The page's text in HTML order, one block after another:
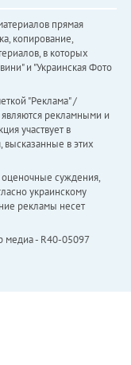
прямая
копирование,
в которых
и "Украинская Фото
"Реклама" /
рекламными и
участвует в
высказанные в этих
оценочные суждения,
украинскому
рекламы несет
медиа - R40-05097